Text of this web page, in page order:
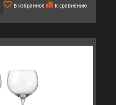
В избранное К сравнению